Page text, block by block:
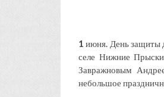
1 июня. День защиты
селе Нижние
Завражновым
небольшое